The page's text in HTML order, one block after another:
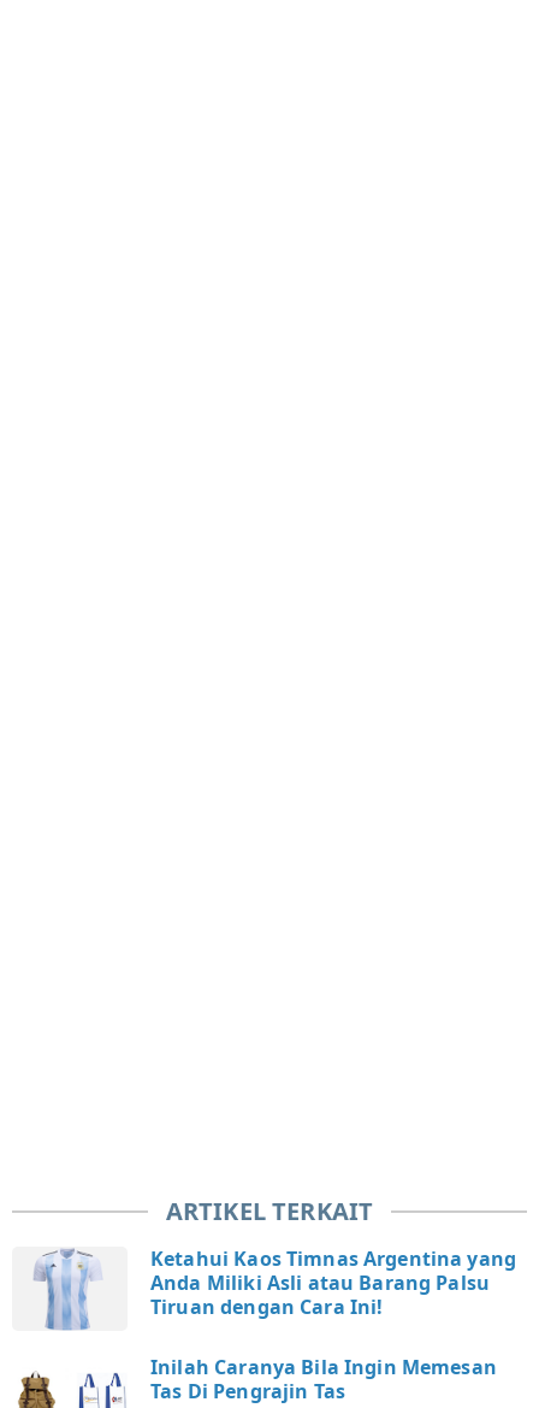
ARTIKEL TERKAIT
Ketahui Kaos Timnas Argentina yang
Anda Miliki Asli atau Barang Palsu
Tiruan dengan Cara Ini!
Inilah Caranya Bila Ingin Memesan
Tas Di Pengrajin Tas